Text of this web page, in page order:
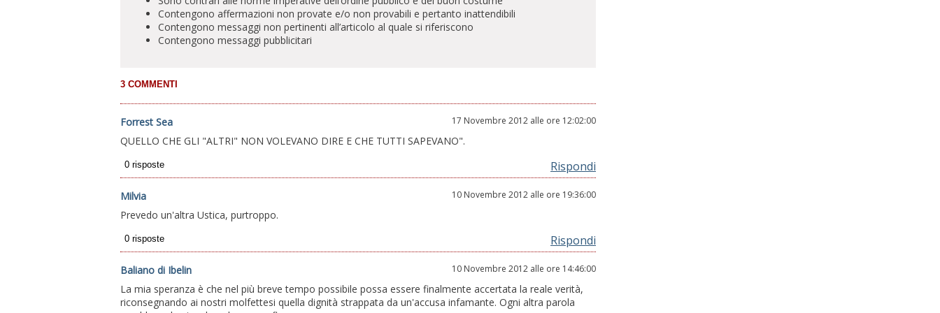
Contengono affermazioni non provate e/o non provabili e pertanto inattendibili
Contengono messaggi non pertinenti all’articolo al quale si riferiscono
Contengono messaggi pubblicitari
Forrest Sea 17 Novembre 2012 alle ore 12:02:00
QUELLO CHE GLI "ALTRI" NON VOLEVANO DIRE E CHE TUTTI SAPEVANO".
Rispondi
Milvia 10 Novembre 2012 alle ore 19:36:00
Prevedo un'altra Ustica, purtroppo.
Rispondi
Baliano di Ibelin 10 Novembre 2012 alle ore 14:46:00
La mia speranza è che nel più breve tempo possibile possa essere finalmente accertata la reale verità,
riconsegnando ai nostri molfettesi quella dignità strappata da un'accusa infamante. Ogni altra parola